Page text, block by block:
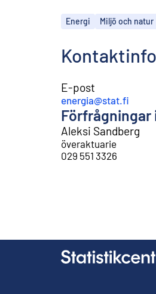
Ämnen
Energi Miljö och natur
E-post
energia@stat.fi
Förfrågningar
Aleksi Sandberg
överaktuarie
029 551 3326